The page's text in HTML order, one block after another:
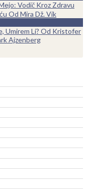
Vodič Kroz Zdravu
Od Mira Dž. Vik
Umirem Li? Od Kristofer
Ajzenberg